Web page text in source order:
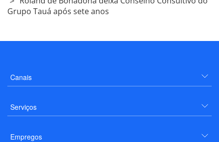
Grupo Tauá após sete anos
Canais
Serviços
Empregos